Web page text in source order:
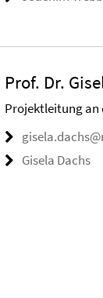
Prof. Dr.
Projektleitung an
Gisela Dachs